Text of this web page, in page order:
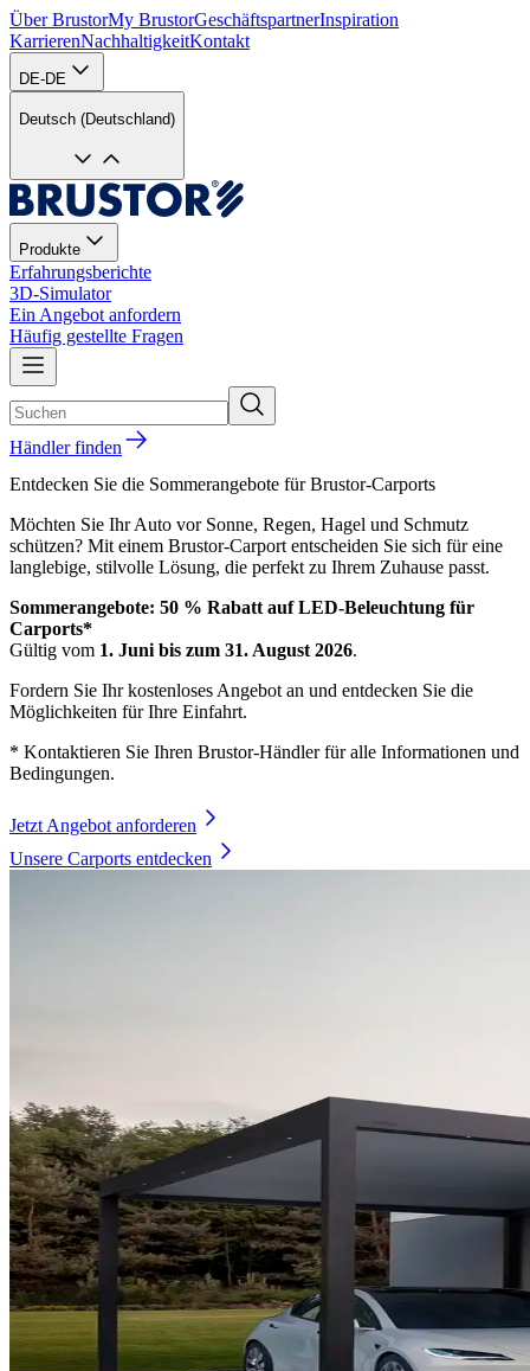
Über BrustorMy BrustorGeschäftspartnerInspiration
KarrierenNachhaltigkeitKontakt
DE-DE
Deutsch (Deutschland)
Produkte
Erfahrungsberichte
3D-Simulator
Ein Angebot anfordern
Häufig gestellte Fragen
Händler finden
Entdecken Sie die Sommerangebote für Brustor-Carports
Möchten Sie Ihr Auto vor Sonne, Regen, Hagel und Schmutz
schützen? Mit einem Brustor-Carport entscheiden Sie sich für eine
langlebige, stilvolle Lösung, die perfekt zu Ihrem Zuhause passt.
Sommerangebote: 50 % Rabatt auf LED-Beleuchtung für
Carports*
Gültig vom 1. Juni bis zum 31. August 2026.
Fordern Sie Ihr kostenloses Angebot an und entdecken Sie die
Möglichkeiten für Ihre Einfahrt.
* Kontaktieren Sie Ihren Brustor-Händler für alle Informationen und
Bedingungen.
Jetzt Angebot anforderen
Unsere Carports entdecken